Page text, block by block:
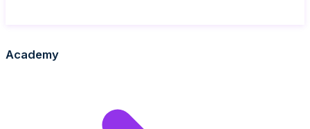
Academy